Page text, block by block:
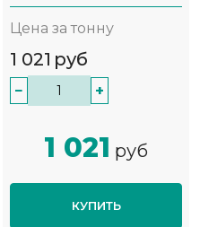
Цена за тонну
1 021 руб
− +
1 021 руб
КУПИТЬ